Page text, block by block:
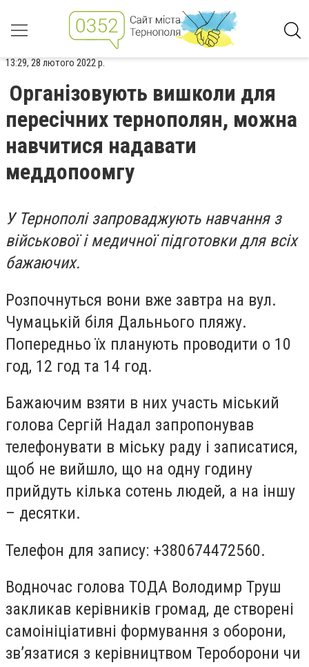
13:29, 28 лютого 2022 р.
Організовують вишколи для
пересічних тернополян, можна
навчитися надавати
меддопоомгу
У Тернополі запроваджують навчання з
військової і медичної підготовки для всіх
бажаючих.
Розпочнуться вони вже завтра на вул.
Чумацькій біля Дальнього пляжу.
Попередньо їх планують проводити о 10
год, 12 год та 14 год.
Бажаючим взяти в них участь міський
голова Сергій Надал запропонував
телефонувати в міську раду і записатися,
щоб не вийшло, що на одну годину
прийдуть кілька сотень людей, а на іншу
– десятки.
Телефон для запису: +380674472560.
Водночас голова ТОДА Володимр Труш
закликав керівників громад, де створені
самоініціативні формування з оборони,
зв’язатися з керівництвом Тероборони чи